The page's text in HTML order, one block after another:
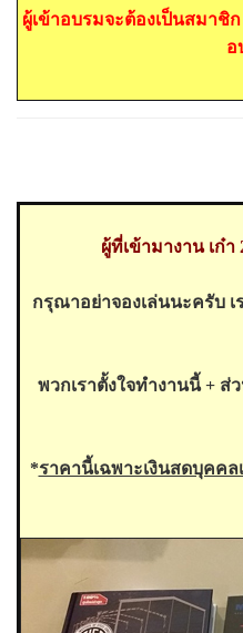
ผู้เข้าอบรมจะต้องเป็นสมาชิ
อ
ผู้ที่เข้ามางาน เก๋า
กรุณาอย่าจองเล่นนะครับ
พวกเราตั้งใจทำงานนี้ + ส่
*ราคานี้เฉพาะเงินสดบุคค